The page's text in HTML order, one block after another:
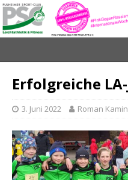
Erfolgreiche
3. Juni 2022 Roman